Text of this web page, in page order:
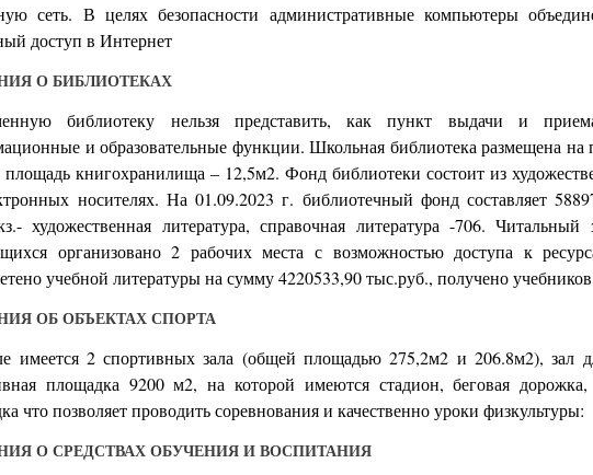
сеть. В целях безопасности административные компьютеры
доступ в Интернет
О БИБЛИОТЕКАХ
библиотеку нельзя представить, как пункт выдачи и
и образовательные функции. Школьная библиотека размещена на
книгохранилища – 12,5м2. Фонд библиотеки состоит из
носителях. На 01.09.2023 г. библиотечный фонд составляет
художественная литература, справочная литература -706.
организовано 2 рабочих места с возможностью доступа к
учебной литературы на сумму 4220533,90 тыс.руб., получено
ОБ ОБЪЕКТАХ СПОРТА
имеется 2 спортивных зала (общей площадью 275,2м2 и 206.8м2), зал
площадка 9200 м2, на которой имеются стадион, беговая
что позволяет проводить соревнования и качественно уроки физкультуры:
О СРЕДСТВАХ ОБУЧЕНИЯ И ВОСПИТАНИЯ